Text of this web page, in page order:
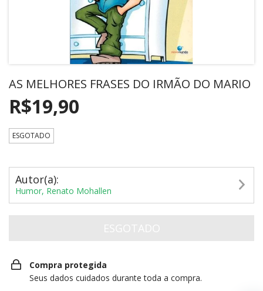
AS MELHORES FRASES DO IRMÃO DO MARIO
R$19,90
ESGOTADO
Autor(a):
Humor, Renato Mohallen
Compra protegida
Seus dados cuidados durante toda a compra.